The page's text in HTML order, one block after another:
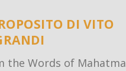
DI VITO
the Words of Mahatma